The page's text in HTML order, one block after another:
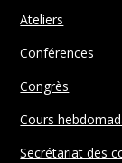
Ateliers
Conférences
Congrès
Cours
Secrétariat des